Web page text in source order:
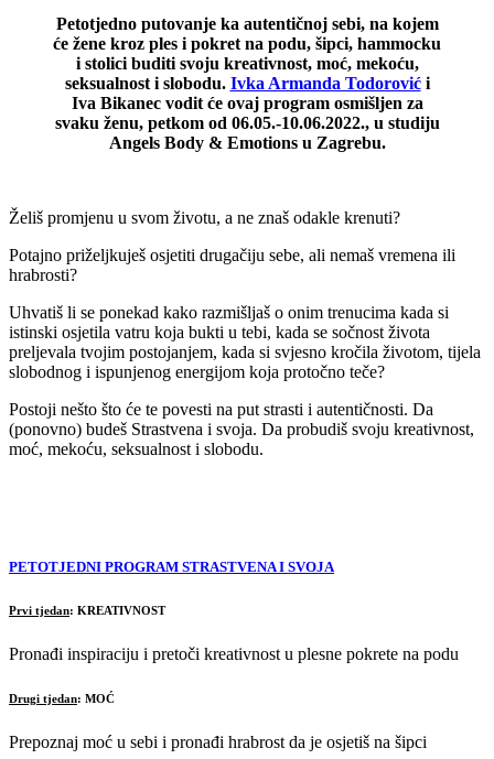
Petotjedno putovanje ka autentičnoj sebi, na kojem
će žene kroz ples i pokret na podu, šipci, hammocku
i stolici buditi svoju kreativnost, moć, mekoću,
seksualnost i slobodu. Ivka Armanda Todorovići
Iva Bikanec vodit će ovaj program osmišljen za
svaku ženu, petkom od 06.05.-10.06.2022., u studiju
Angels Body & Emotions u Zagrebu.
Želiš promjenu u svom životu, a ne znaš odakle krenuti?
Potajno priželjkuješ osjetiti drugačiju sebe, ali nemaš vremena ili
hrabrosti?
Uhvatiš li se ponekad kako razmišljaš o onim trenucima kada si
istinski osjetila vatru koja bukti u tebi, kada se sočnost života
preljevala tvojim postojanjem, kada si svjesno kročila životom, tijela
slobodnog i ispunjenog energijom koja protočno teče?
Postoji nešto što će te povesti na put strasti i autentičnosti. Da
(ponovno) budeš Strastvena i svoja. Da probudiš svoju kreativnost,
moć, mekoću, seksualnost i slobodu.
PETOTJEDNI PROGRAM STRASTVENA I SVOJA
Prvi tjedan: KREATIVNOST
Pronađi inspiraciju i pretoči kreativnost u plesne pokrete na podu
Drugi tjedan: MOĆ
Prepoznaj moć u sebi i pronađi hrabrost da je osjetiš na šipci